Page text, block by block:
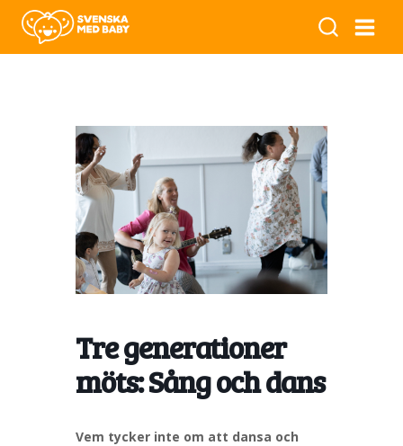
Tre generationer
möts: Sång och dans
Vem tycker inte om att dansa och